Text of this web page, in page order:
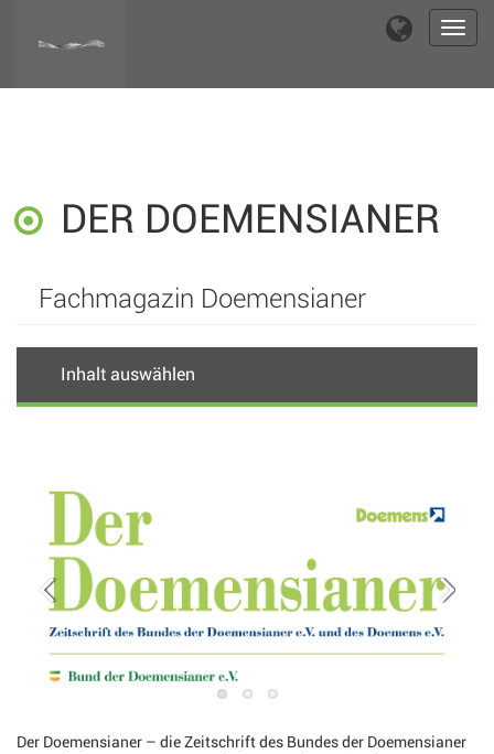
DER DOEMENSIANER
Fachmagazin Doemensianer
Inhalt auswählen
Der Doemensianer – die Zeitschrift des Bundes der Doemensianer